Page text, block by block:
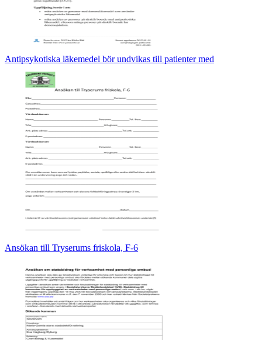
Antipsykotiska läkemedel bör undvikas till patienter med
Ansökan till Tryserums friskola, F‐6